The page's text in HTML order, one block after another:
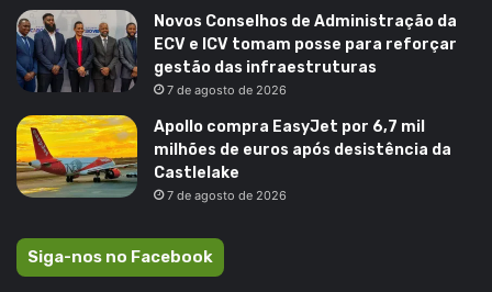
Novos Conselhos de Administração da
ECV e ICV tomam posse para reforçar
gestão das infraestruturas
7 de agosto de 2026
Apollo compra EasyJet por 6,7 mil
milhões de euros após desistência da
Castlelake
7 de agosto de 2026
Siga-nos no Facebook